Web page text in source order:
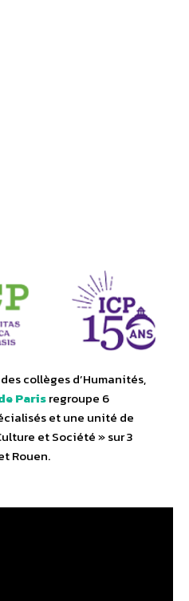
collèges d’Humanités,
Parisregroupe 6
et une unité de
et Société » sur 3
Rouen.